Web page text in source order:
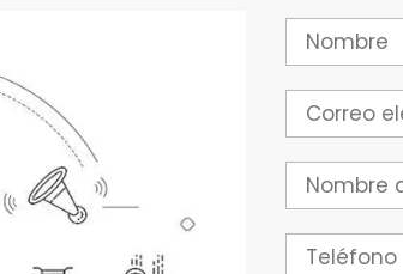
Nombre
Correo
electrónico
Empresa
Teléfono